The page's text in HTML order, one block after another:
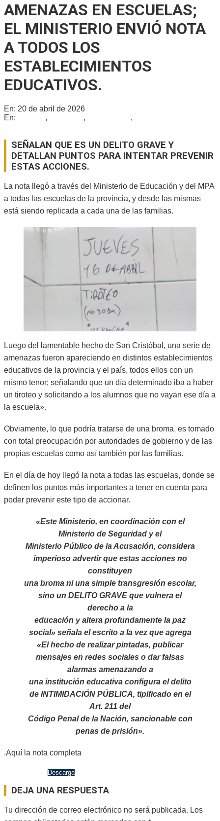
AMENAZAS EN ESCUELAS;
EL MINISTERIO ENVIÓ NOTA
A TODOS LOS
ESTABLECIMIENTOS
EDUCATIVOS.
En: 20 de abril de 2026
En:
, , ,
SEÑALAN QUE ES UN DELITO GRAVE Y
DETALLAN PUNTOS PARA INTENTAR PREVENIR
ESTAS ACCIONES.
La nota llegó a través del Ministerio de Educación y del MPA
a todas las escuelas de la provincia, y desde las mismas
está siendo replicada a cada una de las familias.
Luego del lamentable hecho de San Cristóbal, una serie de
amenazas fueron apareciendo en distintos establecimientos
educativos de la provincia y el país, todos ellos con un
mismo tenor; señalando que un día determinado iba a haber
un tiroteo y solicitando a los alumnos que no vayan ese día a
la escuela».
Obviamente, lo que podría tratarse de una broma, es tomado
con total preocupación por autoridades de gobierno y de las
propias escuelas como así también por las familias.
En el día de hoy llegó la nota a todas las escuelas, donde se
definen los puntos más importantes a tener en cuenta para
poder prevenir este tipo de accionar.
«Este Ministerio, en coordinación con el
Ministerio de Seguridad y el
Ministerio Público de la Acusación, considera
imperioso advertir que estas acciones no
constituyen
una broma ni una simple transgresión escolar,
sino un DELITO GRAVE que vulnera el
derecho a la
educación y altera profundamente la paz
social» señala el escrito a la vez que agrega
«El hecho de realizar pintadas, publicar
mensajes en redes sociales o dar falsas
alarmas amenazando a
una institución educativa configura el delito
de INTIMIDACIÓN PÚBLICA, tipificado en el
Art. 211 del
Código Penal de la Nación, sancionable con
penas de prisión».
.Aquí la nota completa
Descarga
04-
20
DEJA UNA RESPUESTA
Tu dirección de correo electrónico no será publicada. Los